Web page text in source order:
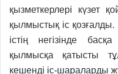
қызметкерлері күзет
қылмыстық іс
істің негізінде
қылмысқа қатысты
кешенді іс-шараларды